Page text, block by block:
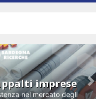
imprese
nel mercato degli